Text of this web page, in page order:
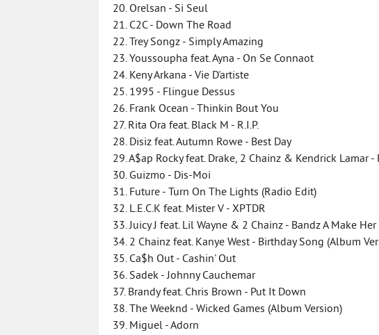
20. Orelsan - Si Seul
21. C2C - Down The Road
22. Trey Songz - Simply Amazing
23. Youssoupha feat. Ayna - On Se Connaоt
24. Keny Arkana - Vie D'artiste
25. 1995 - Flingue Dessus
26. Frank Ocean - Thinkin Bout You
27. Rita Ora feat. Black M - R.I.P.
28. Disiz feat. Autumn Rowe - Best Day
29. A$ap Rocky feat. Drake, 2 Chainz & Kendrick Lamar
30. Guizmo - Dis-Moi
31. Future - Turn On The Lights (Radio Edit)
32. L.E.C.K feat. Mister V - XPTDR
33. Juicy J feat. Lil Wayne & 2 Chainz - Bandz A Make
34. 2 Chainz feat. Kanye West - Birthday Song (Album
35. Ca$h Out - Cashin' Out
36. Sadek - Johnny Cauchemar
37. Brandy feat. Chris Brown - Put It Down
38. The Weeknd - Wicked Games (Album Version)
39. Miguel - Adorn